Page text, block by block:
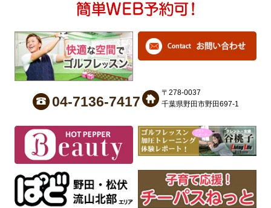
04-7136-7417
〒278-0037
千葉県野田市野田697-1